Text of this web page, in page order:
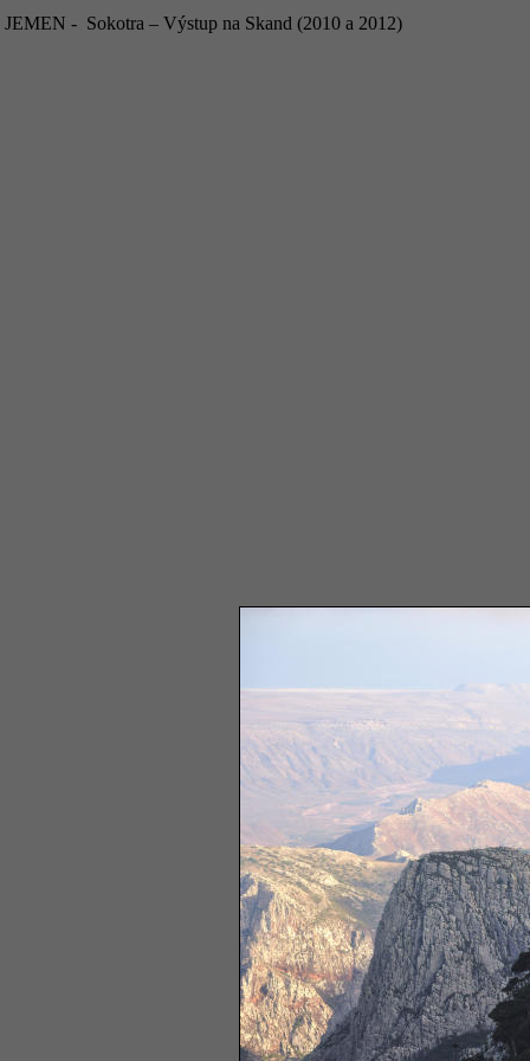
JEMEN - Sokotra – Výstup na Skand (2010 a 2012)